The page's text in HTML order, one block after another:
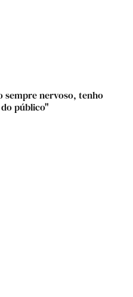
sempre nervoso, tenho
público"